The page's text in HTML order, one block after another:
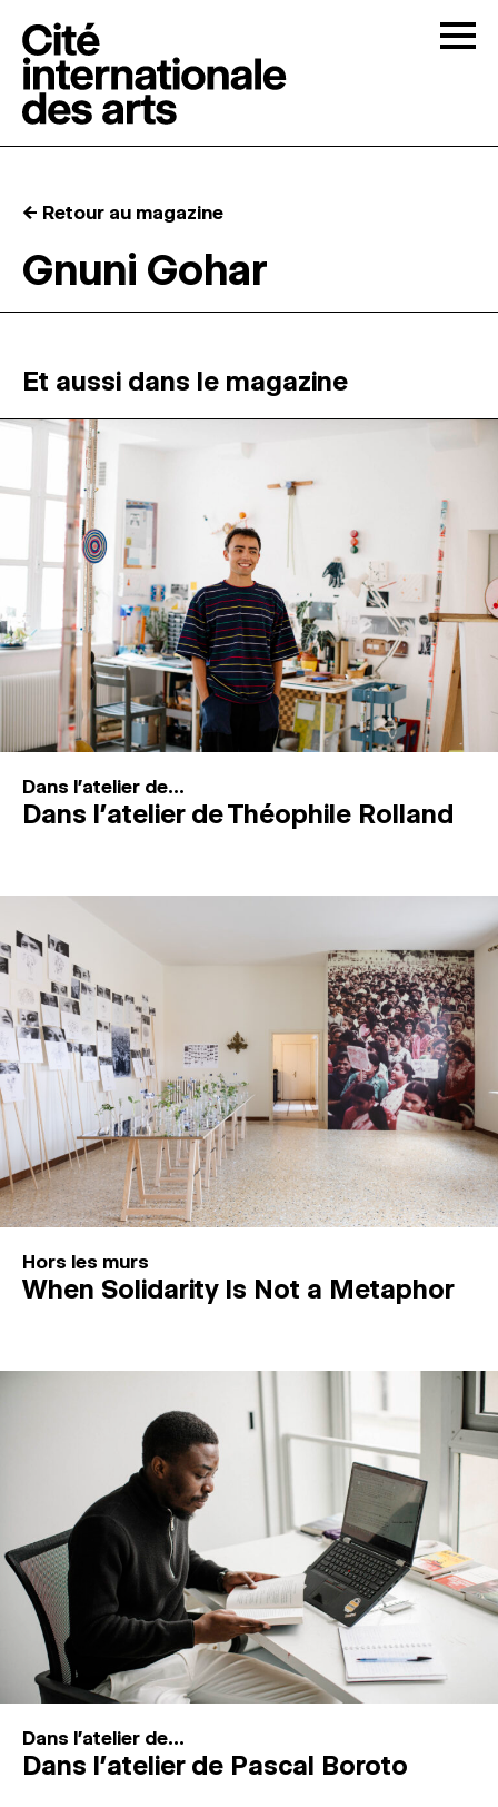
RÉSIDENCES ↓
ATELIERS OUVERTS
PROGRAMMATION
MAGAZINE
ESPACES DE PRATIQUE ARTISTIQUE ↓
Recherche
Connexion
← Retour au magazine
Gnuni Gohar
Et aussi dans le magazine
Dans l'atelier de...
Dans l’atelier de Théophile Rolland
Hors les murs
When Solidarity Is Not a Metaphor
Dans l'atelier de...
Dans l’atelier de Pascal Boroto